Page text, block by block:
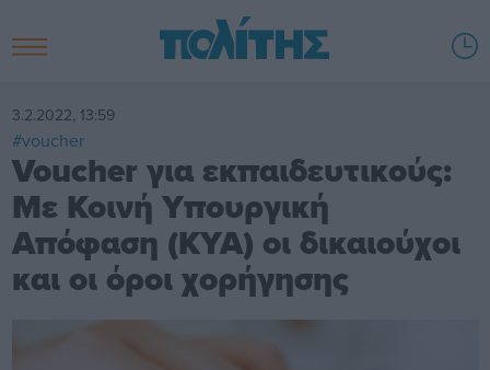
3.2.2022, 13:59
#voucher
Voucher για εκπαιδευτικούς:
Με Κοινή Υπουργική
Απόφαση (ΚΥΑ) οι δικαιούχοι
και οι όροι χορήγησης